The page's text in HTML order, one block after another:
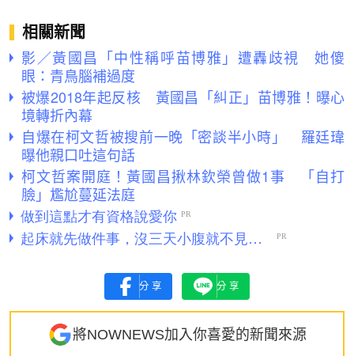
相關新聞
影／黃國昌「中性稱呼苗博雅」遭轟歧視 她傻
眼：青鳥腦補過度
被爆2018年起反核 黃國昌「糾正」苗博雅！曝心
境轉折內幕
自爆在柯文哲被搜前一晚「密談半小時」 羅廷瑋
曝他親口吐這句話
柯文哲案開庭！黃國昌揪林欽榮曾做1事 「自打
臉」尷尬蔓延法庭
分享 分享
將NOWNEWS加入你喜愛的新聞來源